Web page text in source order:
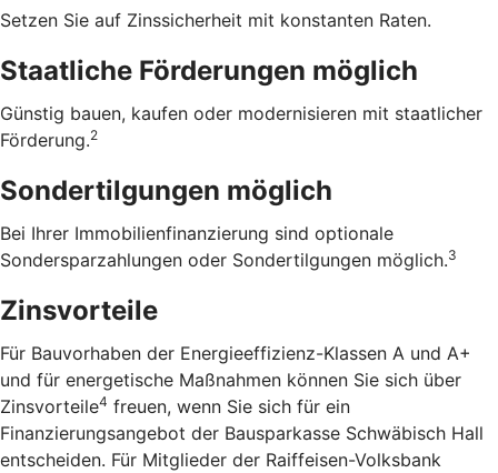
Setzen Sie auf Zinssicherheit mit konstanten Raten.
Staatliche Förderungen möglich
Günstig bauen, kaufen oder modernisieren mit staatlicher
Förderung.2
Sondertilgungen möglich
Bei Ihrer Immobilienfinanzierung sind optionale
Sondersparzahlungen oder Sondertilgungen möglich.3
Zinsvorteile
Für Bauvorhaben der Energieeffizienz-Klassen A und A+
und für energetische Maßnahmen können Sie sich über
Zinsvorteile4 freuen, wenn Sie sich für ein
Finanzierungsangebot der Bausparkasse Schwäbisch Hall
entscheiden. Für Mitglieder der Raiffeisen-Volksbank